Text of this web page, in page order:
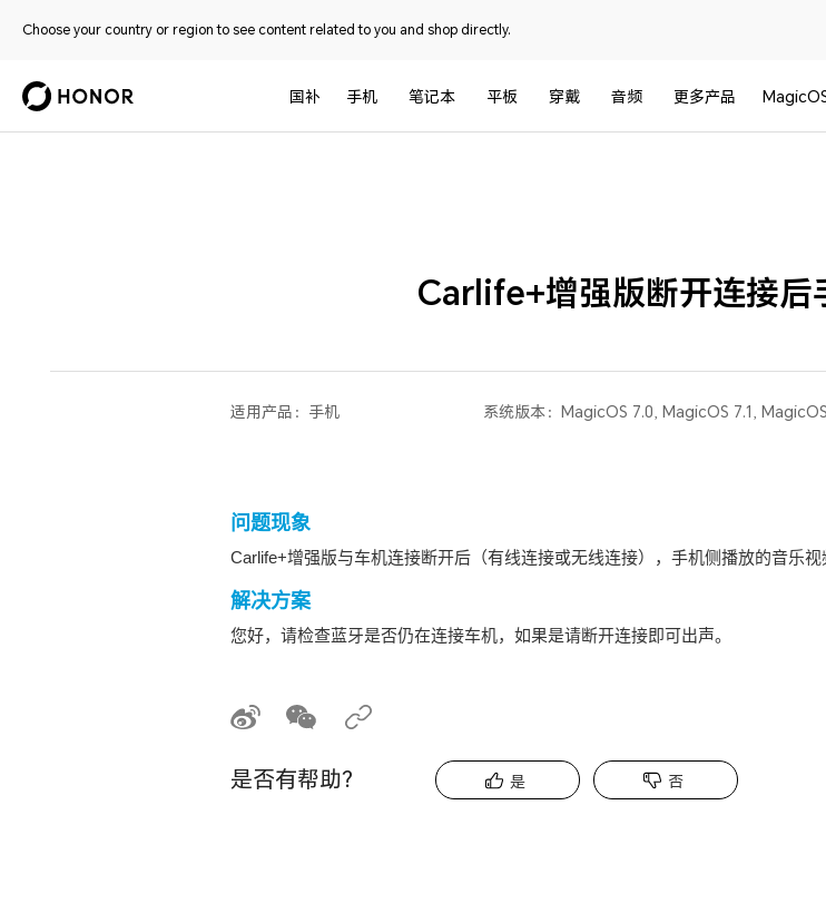
Choose your country or region to see content related to you and shop directly.
国补 手机 笔记本 平板 穿戴 音频 更多产品
Carlife+增强版断开连接后
适用产品： 手机 系统版本：MagicOS 7.0, MagicOS 7.1,
问题现象
Carlife+增强版与车机连接断开后（有线连接或无线连接），手机侧播放的音乐视
解决方案
您好，请检查蓝牙是否仍在连接车机，如果是请断开连接即可出声。
是否有帮助？ 是 否